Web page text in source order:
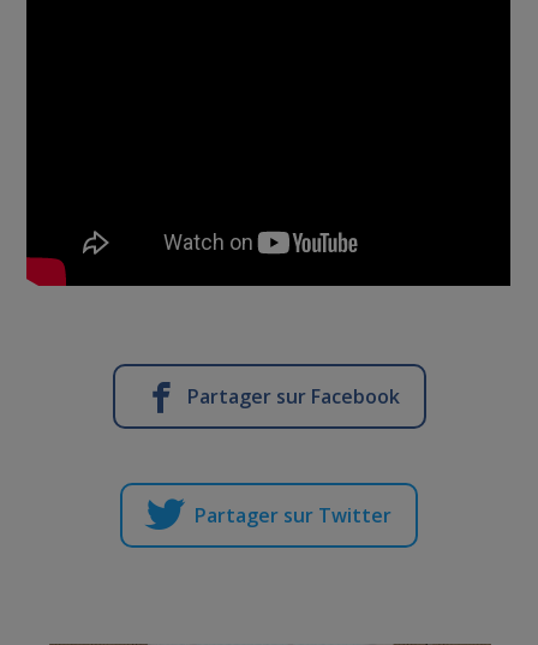
Partager sur Facebook
Partager sur Twitter